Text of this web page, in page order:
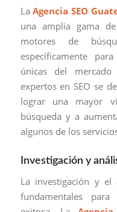
LaAgencia SEO
una amplia gama
motores de
específicamente
únicas del
expertos en SEO se
lograr una mayor
búsqueda y a
algunos de los
Investigación y
La investigación y el
fundamentales